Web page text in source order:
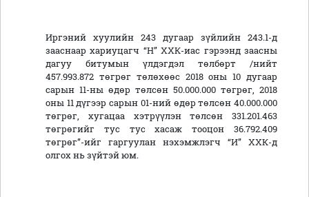
Иргэний хуулийн 243 дугаар зүйлийн 243.1-д
зааснаар хариуцагч “Н” ХХК-иас гэрээнд заасны
дагуу битумын үлдэгдэл төлбөрт /нийт
457.993.872 төгрөг төлөхөөс 2018 оны 10 дугаар
сарын 11-ны өдөр төлсөн 50.000.000 төгрөг, 2018
оны 11 дүгээр сарын 01-ний өдөр төлсөн 40.000.000
төгрөг, хугацаа хэтрүүлэн төлсөн 331.201.463
төгрөгийг тус тус хасаж тооцон 36.792.409
төгрөг”-ийг гаргуулан нэхэмжлэгч “И” ХХК-д
олгох нь зүйтэй юм.